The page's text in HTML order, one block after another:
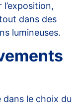
dans des
lumineuses.
dans le choix du